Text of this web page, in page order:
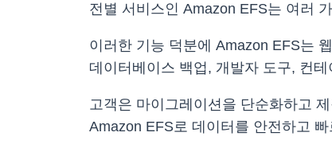
전별 서비스인 Amazon EFS는 여러
이러한 기능 덕분에 Amazon EFS는
데이터베이스 백업, 개발자 도구, 컨
고객은 마이그레이션을 단순화하고
Amazon EFS로 데이터를 안전하고